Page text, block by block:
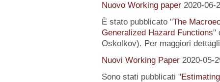
Nuovo Working paper 2020-06-
È stato pubblicato "The
Generalized Hazard Functions"
Oskolkov). Per maggiori
Nuovi Working Paper 2020-05-
Sono stati pubblicati "